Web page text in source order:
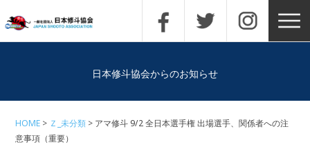
日本修斗協会からのお知らせ
HOME Ｚ_未分類
アマ修斗 9/2 全日本選手権 出場選手、関係者への注
意事項（重要）